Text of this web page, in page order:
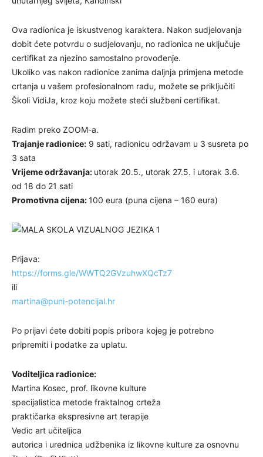
Ova radionica je iskustvenog karaktera. Nakon sudjelovanja
dobit ćete potvrdu o sudjelovanju, no radionica ne uključuje
certifikat za njezino samostalno provođenje.
Ukoliko vas nakon radionice zanima daljnja primjena metode
crtanja u vašem profesionalnom radu, možete se priključiti
Školi VidiJa, kroz koju možete steći službeni certifikat.
Radim preko ZOOM-a.
Trajanje radionice: 9 sati, radionicu održavam u 3 susreta po
3 sata
Vrijeme održavanja: utorak 20.5., utorak 27.5. i utorak 3.6.
od 18 do 21 sati
Promotivna cijena:100 eura (puna cijena – 160 eura)
Prijava:
https://forms.gle/WWTQ2GVzuhwXQcTz7
ili
martina@puni-potencijal.hr
Po prijavi ćete dobiti popis pribora kojeg je potrebno
pripremiti i podatke za uplatu.
Voditeljica radionice:
Martina Kosec, prof. likovne kulture
specijalistica metode fraktalnog crteža
praktičarka ekspresivne art terapije
Vedic art učiteljica
autorica i urednica udžbenika iz likovne kulture za osnovnu